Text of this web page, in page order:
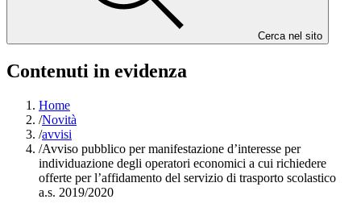
Cerca nel sito
Contenuti in evidenza
Home
/Novità
/avvisi
/Avviso pubblico per manifestazione d’interesse per
individuazione degli operatori economici a cui richiedere
offerte per l’affidamento del servizio di trasporto scolastico
a.s. 2019/2020